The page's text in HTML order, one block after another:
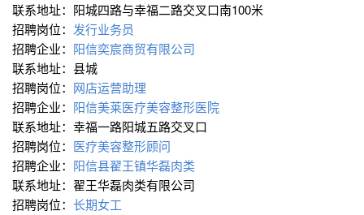
联系地址：阳城四路与幸福二路交叉口南100米
招聘岗位： 发行业务员
招聘企业： 阳信奕宸商贸有限公司
联系地址：县城
招聘岗位： 网店运营助理
招聘企业： 阳信美莱医疗美容整形医院
联系地址：幸福一路阳城五路交叉口
招聘岗位： 医疗美容整形顾问
招聘企业： 阳信县翟王镇华磊肉类
联系地址：翟王华磊肉类有限公司
招聘岗位： 长期女工